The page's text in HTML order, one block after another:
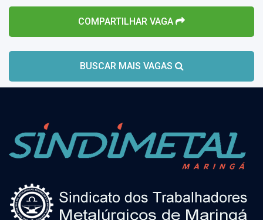
COMPARTILHAR VAGA
BUSCAR MAIS VAGAS